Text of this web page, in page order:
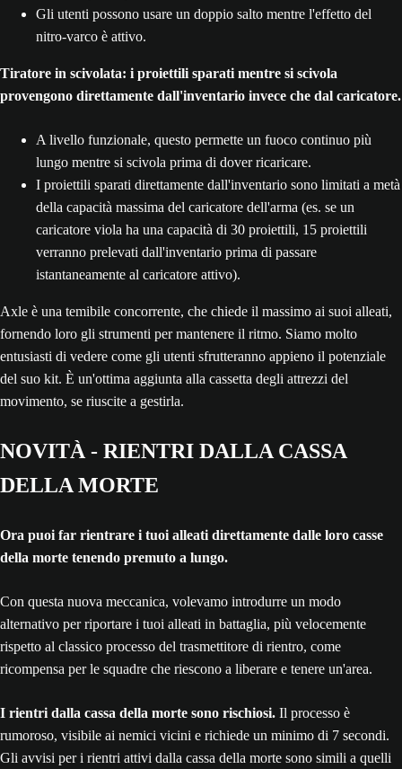
Gli utenti possono usare un doppio salto mentre l'effetto del
nitro-varco è attivo.
Tiratore in scivolata: i proiettili sparati mentre si scivola
provengono direttamente dall'inventario invece che dal caricatore.
A livello funzionale, questo permette un fuoco continuo più
lungo mentre si scivola prima di dover ricaricare.
I proiettili sparati direttamente dall'inventario sono limitati a metà
della capacità massima del caricatore dell'arma (es. se un
caricatore viola ha una capacità di 30 proiettili, 15 proiettili
verranno prelevati dall'inventario prima di passare
istantaneamente al caricatore attivo).
Axle è una temibile concorrente, che chiede il massimo ai suoi alleati,
fornendo loro gli strumenti per mantenere il ritmo. Siamo molto
entusiasti di vedere come gli utenti sfrutteranno appieno il potenziale
del suo kit. È un'ottima aggiunta alla cassetta degli attrezzi del
movimento, se riuscite a gestirla.
NOVITÀ - RIENTRI DALLA CASSA
DELLA MORTE
Ora puoi far rientrare i tuoi alleati direttamente dalle loro casse
della morte tenendo premuto a lungo.
Con questa nuova meccanica, volevamo introdurre un modo
alternativo per riportare i tuoi alleati in battaglia, più velocemente
rispetto al classico processo del trasmettitore di rientro, come
ricompensa per le squadre che riescono a liberare e tenere un'area.
I rientri dalla cassa della morte sono rischiosi. Il processo è
rumoroso, visibile ai nemici vicini e richiede un minimo di 7 secondi.
Gli avvisi per i rientri attivi dalla cassa della morte sono simili a quelli